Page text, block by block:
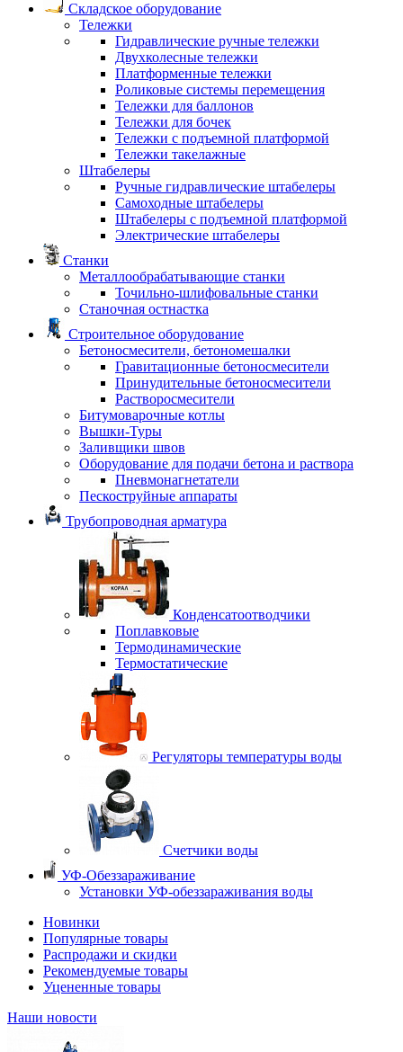
Складское оборудование
Тележки
Гидравлические ручные тележки
Двухколесные тележки
Платформенные тележки
Роликовые системы перемещения
Тележки для баллонов
Тележки для бочек
Тележки с подъемной платформой
Тележки такелажные
Штабелеры
Ручные гидравлические штабелеры
Самоходные штабелеры
Штабелеры с подъемной платформой
Электрические штабелеры
Станки
Металлообрабатывающие станки
Точильно-шлифовальные станки
Станочная остнастка
Строительное оборудование
Бетоносмесители, бетономешалки
Гравитационные бетоносмесители
Принудительные бетоносмесители
Растворосмесители
Битумоварочные котлы
Вышки-Туры
Заливщики швов
Оборудование для подачи бетона и раствора
Пневмонагнетатели
Пескоструйные аппараты
Трубопроводная арматура
Конденсатоотводчики
Поплавковые
Термодинамические
Термостатические
Регуляторы температуры воды
Счетчики воды
УФ-Обеззараживание
Установки УФ-обеззараживания воды
Новинки
Популярные товары
Распродажи и скидки
Рекомендуемые товары
Уцененные товары
Наши новости